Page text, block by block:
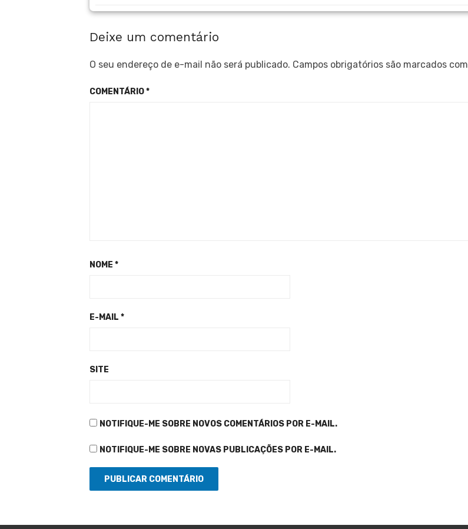
Deixe um comentário
O seu endereço de e-mail não será publicado. Campos obrigatórios são marcados com
COMENTÁRIO*
NOME *
E-MAIL *
SITE
NOTIFIQUE-ME SOBRE NOVOS COMENTÁRIOS POR E-MAIL.
NOTIFIQUE-ME SOBRE NOVAS PUBLICAÇÕES POR E-MAIL.